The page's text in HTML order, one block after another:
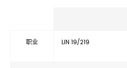
职业 LIN 19/219